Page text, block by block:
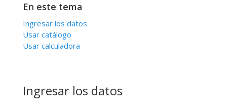
En este tema
Ingresar los datos
Usar catálogo
Usar calculadora
Ingresar los datos